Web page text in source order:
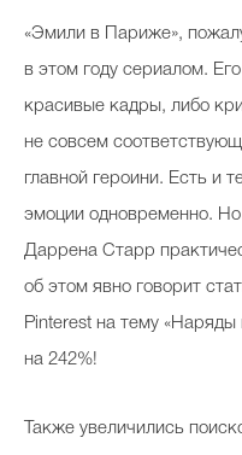
Бьютихакер / Мама-
Выбор косметолога
Полиция красоты
Хит недели от визажиста
«Эмили в Париже»,
в этом году сериалом.
красивые кадры, либо
не совсем
главной героини. Есть и
эмоции одновременно.
Даррена Старр
об этом явно говорит
Pinterest на тему
на 242%!
Также увеличились